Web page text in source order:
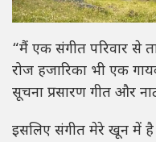
“मैं एक संगीत परिवार से
रोज हजारिका भी एक
सूचना प्रसारण गीत और
इसलिए संगीत मेरे खून में